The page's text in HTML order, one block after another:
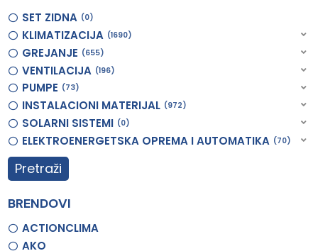
SET ZIDNA 0
KLIMATIZACIJA 1690
GREJANJE 655
VENTILACIJA 196
PUMPE 73
INSTALACIONI MATERIJAL 972
SOLARNI SISTEMI 0
ELEKTROENERGETSKA OPREMA I AUTOMATIKA 70
Pretraži
BRENDOVI
ACTIONCLIMA
AKO